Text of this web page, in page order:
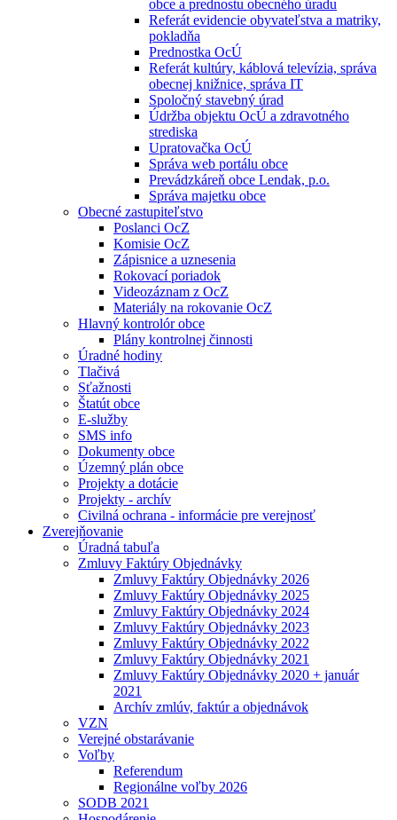
obce a prednostu obecného úradu
Referát evidencie obyvateľstva a matriky,
pokladňa
Prednostka OcÚ
Referát kultúry, káblová televízia, správa
obecnej knižnice, správa IT
Spoločný stavebný úrad
Údržba objektu OcÚ a zdravotného
strediska
Upratovačka OcÚ
Správa web portálu obce
Prevádzkáreň obce Lendak, p.o.
Správa majetku obce
Obecné zastupiteľstvo
Poslanci OcZ
Komisie OcZ
Zápisnice a uznesenia
Rokovací poriadok
Videozáznam z OcZ
Materiály na rokovanie OcZ
Hlavný kontrolór obce
Plány kontrolnej činnosti
Úradné hodiny
Tlačivá
Sťažnosti
Štatút obce
E-služby
SMS info
Dokumenty obce
Územný plán obce
Projekty a dotácie
Projekty - archív
Civilná ochrana - informácie pre verejnosť
Zverejňovanie
Úradná tabuľa
Zmluvy Faktúry Objednávky
Zmluvy Faktúry Objednávky 2026
Zmluvy Faktúry Objednávky 2025
Zmluvy Faktúry Objednávky 2024
Zmluvy Faktúry Objednávky 2023
Zmluvy Faktúry Objednávky 2022
Zmluvy Faktúry Objednávky 2021
Zmluvy Faktúry Objednávky 2020 + január
2021
Archív zmlúv, faktúr a objednávok
VZN
Verejné obstarávanie
Voľby
Referendum
Regionálne voľby 2026
SODB 2021